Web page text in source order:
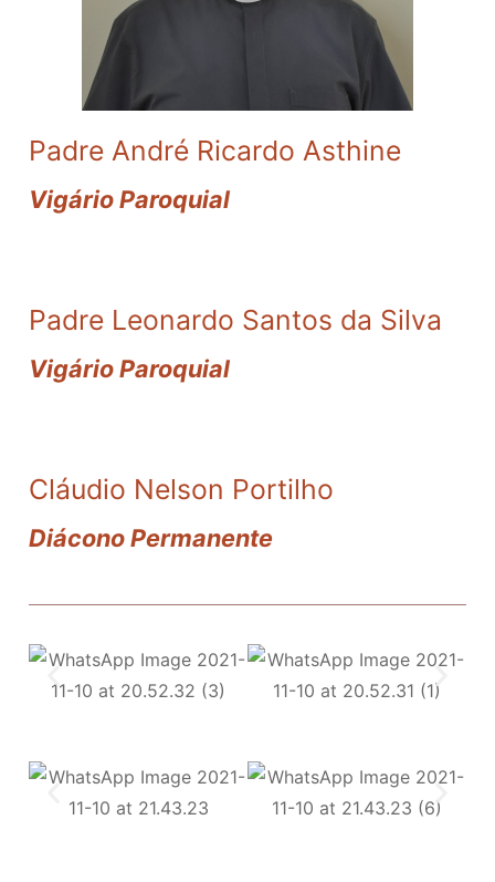
Padre André Ricardo Asthine
Vigário Paroquial
Padre Leonardo Santos da Silva
Vigário Paroquial
Cláudio Nelson Portilho
Diácono Permanente